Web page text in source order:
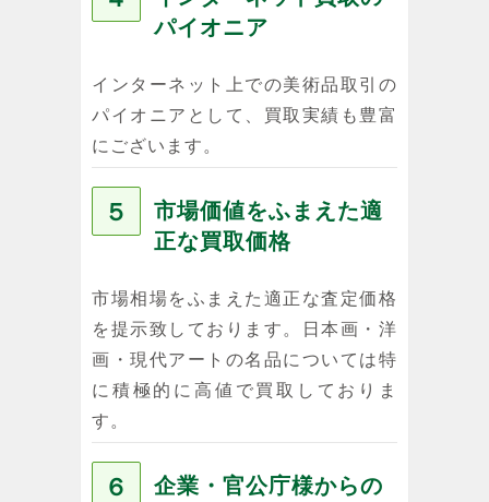
パイオニア
インターネット上での美術品取引の
パイオニアとして、買取実績も豊富
にございます。
５
市場価値をふまえた適
正な買取価格
市場相場をふまえた適正な査定価格
を提示致しております。日本画・洋
画・現代アートの名品については特
に積極的に高値で買取しておりま
す。
６
企業・官公庁様からの